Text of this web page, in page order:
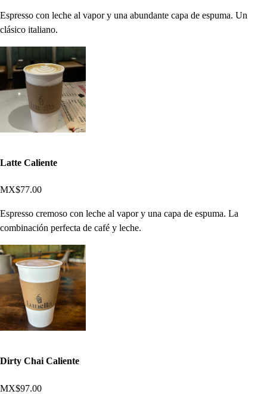
Espresso con leche al vapor y una abundante capa de espuma. Un
clásico italiano.
Latte Caliente
MX$77.00
Espresso cremoso con leche al vapor y una capa de espuma. La
combinación perfecta de café y leche.
Dirty Chai Caliente
MX$97.00